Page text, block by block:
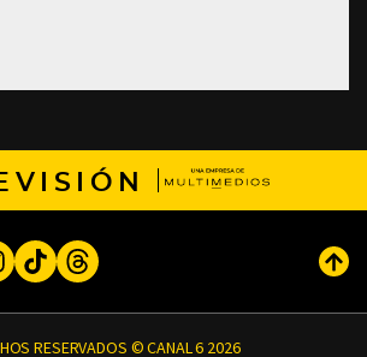
Instagram
TikTokThreads
RESERVADOS © CANAL 6 2026